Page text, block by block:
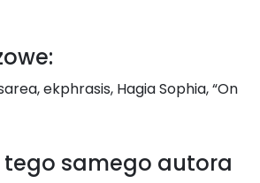
ekphrasis, Hagia Sophia, “On
tego samego autora